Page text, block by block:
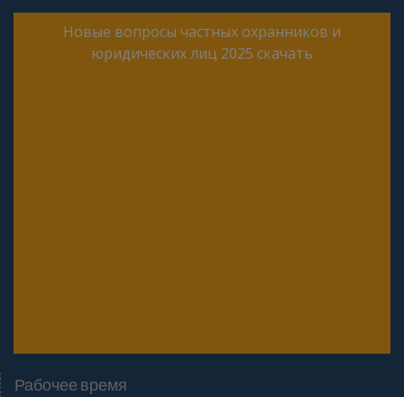
Новые вопросы частных охранников и
юридических лиц 2025 скачать
Рабочее время